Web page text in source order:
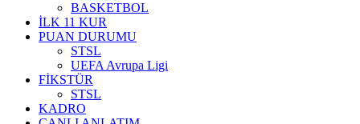
BASKETBOL
İLK 11 KUR
PUAN DURUMU
STSL
UEFA Avrupa Ligi
FİKSTÜR
STSL
KADRO